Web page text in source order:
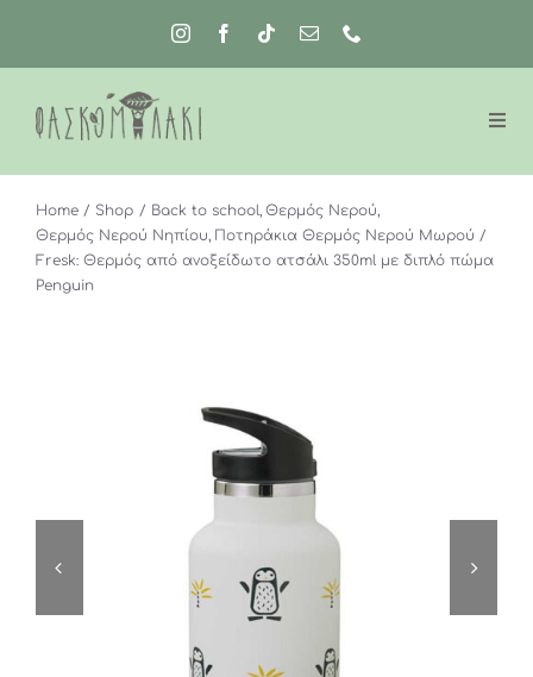
περιεχόμενο
Home Shop Back to school Θερμός Νερού
Θερμός Νερού Νηπίου Ποτηράκια Θερμός Νερού Μωρού
Fresk: Θερμός από ανοξείδωτο ατσάλι 350ml με διπλό πώμα
Penguin